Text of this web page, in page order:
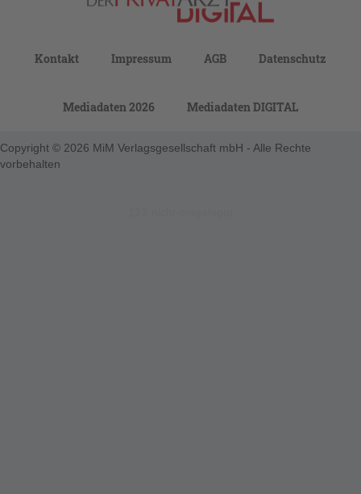
Kontakt Impressum AGB Datenschutz
Mediadaten 2026 Mediadaten DIGITAL
Copyright © 2026 MiM Verlagsgesellschaft mbH - Alle Rechte
vorbehalten